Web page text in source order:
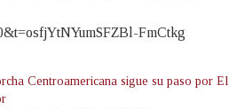
FmCtkg
Centroamericana sigue su paso por El